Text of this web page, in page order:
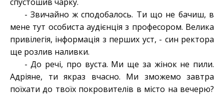
спустошив чарку.
- Звичайно ж сподобалось. Ти що не бачиш, в
мене тут особиста аудієнція з професором. Велика
привілегія, інформація з перших уст, - син ректора
ще розлив наливки.
- До речі, про вуста. Ми ще за жінок не пили.
Адріяне, ти якраз вчасно. Ми зможемо завтра
поїхати до твоїх покровителів в місто на вечерю?